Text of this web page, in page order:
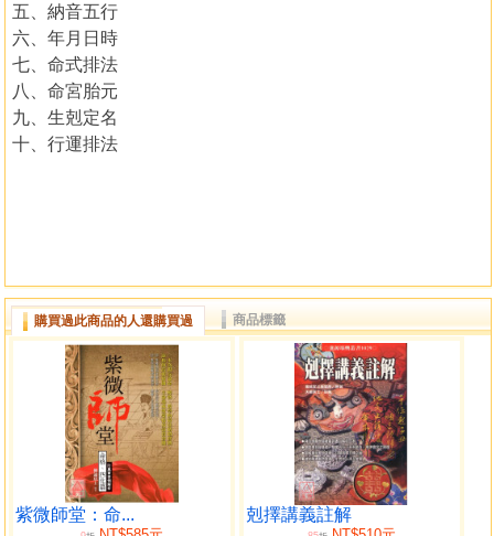
五、納音五行
六、年月日時
七、命式排法
八、命宮胎元
九、生剋定名
十、行運排法
購買過此商品的人還購買過 商品標籤
紫微師堂：命... 剋擇講義註解